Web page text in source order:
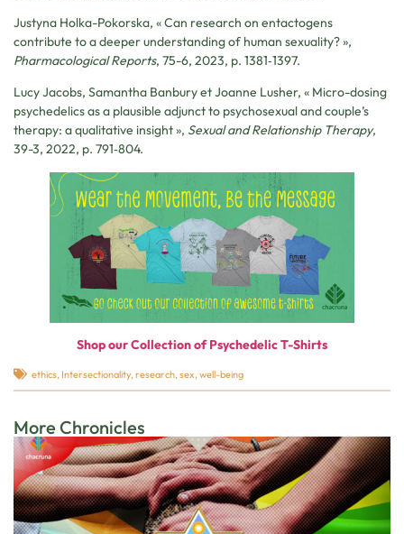
Justyna Holka-Pokorska, « Can research on entactogens
contribute to a deeper understanding of human sexuality? »,
Pharmacological Reports, 75-6, 2023, p. 1381‑1397.
Lucy Jacobs, Samantha Banbury et Joanne Lusher, « Micro-dosing
psychedelics as a plausible adjunct to psychosexual and couple’s
therapy: a qualitative insight », Sexual and Relationship Therapy,
39-3, 2022, p. 791‑804.
Shop our Collection of Psychedelic T-Shirts
ethics, Intersectionality, research, sex, well-being
More Chronicles